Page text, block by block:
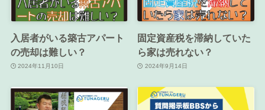
入居者がいる築古アパート
の売却は難しい？
2024年11月10日
固定資産税を滞納していた
ら家は売れない？
2024年9月14日